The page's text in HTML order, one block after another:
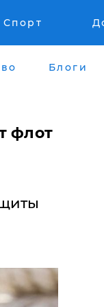
Спорт
Блоги
флот